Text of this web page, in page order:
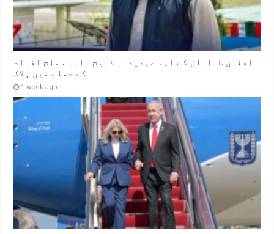
افغان طالبان کے اہم عہدیدار ذبیح اللہ مسلح افراد
کے حملے میں ہلاک
1 week ago